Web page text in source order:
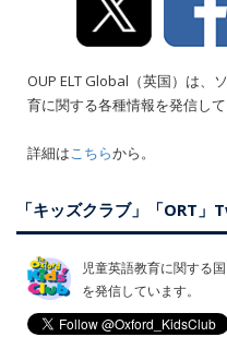
OUP ELT Global（英国）は、
育に関する各種情報を発信して
詳細はこちらから。
「キッズクラブ」「ORT
児童英語教育に関する
を発信しています。